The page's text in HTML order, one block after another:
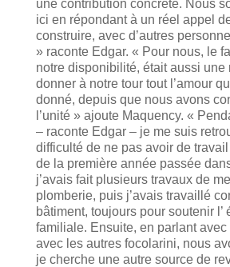
une contribution concrète. Nous
ici en répondant à un réel appel
construire, avec d’autres
» raconte Edgar. « Pour nous, le
notre disponibilité, était aussi une
donner à notre tour tout l’amour
donné, depuis que nous avons
l’unité » ajoute Maquency. «
– raconte Edgar – je me suis
difficulté de ne pas avoir de
de la première année passée
j’avais fait plusieurs travaux de
plomberie, puis j’avais travaillé
bâtiment, toujours pour soutenir l’
familiale. Ensuite, en parlant avec
avec les autres focolarini, nous
je cherche une autre source de